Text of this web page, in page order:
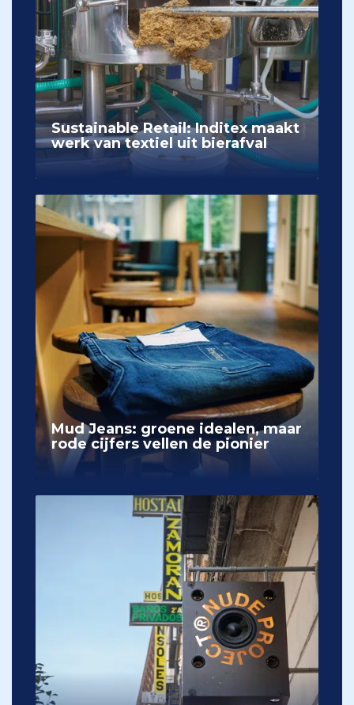
Sustainable Retail: Inditex maakt
werk van textiel uit bierafval
Mud Jeans: groene idealen, maar
rode cijfers vellen de pionier